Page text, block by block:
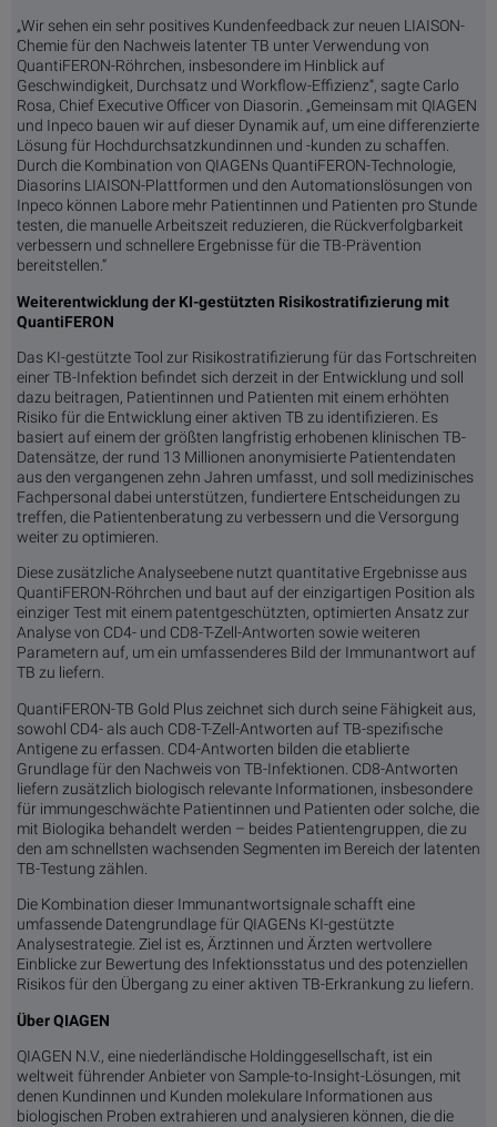
„Wir sehen ein sehr positives Kundenfeedback zur neuen LIAISON-
Chemie für den Nachweis latenter TB unter Verwendung von
QuantiFERON-Röhrchen, insbesondere im Hinblick auf
Geschwindigkeit, Durchsatz und Workflow-Effizienz“, sagte Carlo
Rosa, Chief Executive Officer von Diasorin. „Gemeinsam mit QIAGEN
und Inpeco bauen wir auf dieser Dynamik auf, um eine differenzierte
Lösung für Hochdurchsatzkundinnen und -kunden zu schaffen.
Durch die Kombination von QIAGENs QuantiFERON-Technologie,
Diasorins LIAISON-Plattformen und den Automationslösungen von
Inpeco können Labore mehr Patientinnen und Patienten pro Stunde
testen, die manuelle Arbeitszeit reduzieren, die Rückverfolgbarkeit
verbessern und schnellere Ergebnisse für die TB-Prävention
bereitstellen.“
Weiterentwicklung der KI-gestützten Risikostratifizierung mit
QuantiFERON
Das KI-gestützte Tool zur Risikostratifizierung für das Fortschreiten
einer TB-Infektion befindet sich derzeit in der Entwicklung und soll
dazu beitragen, Patientinnen und Patienten mit einem erhöhten
Risiko für die Entwicklung einer aktiven TB zu identifizieren. Es
basiert auf einem der größten langfristig erhobenen klinischen TB-
Datensätze, der rund 13 Millionen anonymisierte Patientendaten
aus den vergangenen zehn Jahren umfasst, und soll medizinisches
Fachpersonal dabei unterstützen, fundiertere Entscheidungen zu
treffen, die Patientenberatung zu verbessern und die Versorgung
weiter zu optimieren.
Diese zusätzliche Analyseebene nutzt quantitative Ergebnisse aus
QuantiFERON-Röhrchen und baut auf der einzigartigen Position als
einziger Test mit einem patentgeschützten, optimierten Ansatz zur
Analyse von CD4- und CD8-T-Zell-Antworten sowie weiteren
Parametern auf, um ein umfassenderes Bild der Immunantwort auf
TB zu liefern.
QuantiFERON-TB Gold Plus zeichnet sich durch seine Fähigkeit aus,
sowohl CD4- als auch CD8-T-Zell-Antworten auf TB-spezifische
Antigene zu erfassen. CD4-Antworten bilden die etablierte
Grundlage für den Nachweis von TB-Infektionen. CD8-Antworten
liefern zusätzlich biologisch relevante Informationen, insbesondere
für immungeschwächte Patientinnen und Patienten oder solche, die
mit Biologika behandelt werden – beides Patientengruppen, die zu
den am schnellsten wachsenden Segmenten im Bereich der latenten
TB-Testung zählen.
Die Kombination dieser Immunantwortsignale schafft eine
umfassende Datengrundlage für QIAGENs KI-gestützte
Analysestrategie. Ziel ist es, Ärztinnen und Ärzten wertvollere
Einblicke zur Bewertung des Infektionsstatus und des potenziellen
Risikos für den Übergang zu einer aktiven TB-Erkrankung zu liefern.
Über QIAGEN
QIAGEN N.V., eine niederländische Holdinggesellschaft, ist ein
weltweit führender Anbieter von Sample-to-Insight-Lösungen, mit
denen Kundinnen und Kunden molekulare Informationen aus
biologischen Proben extrahieren und analysieren können, die die